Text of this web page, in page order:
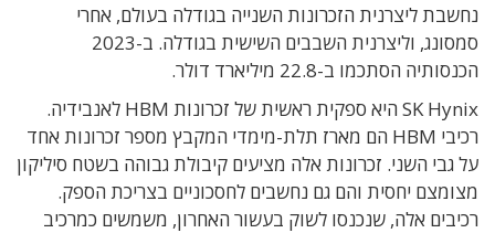
נחשבת ליצרנית הזכרונות השנייה בגודלה בעולם, אחרי
סמסונג, וליצרנית השבבים השישית בגודלה. ב-2023
הכנסותיה הסתכמו ב-22.8 מיליארד דולר.
SK Hynix היא ספקית ראשית של זכרונות HBM לאנבידיה.
רכיבי HBM הם מארז תלת-מימדי המקבץ מספר זכרונות אחד
על גבי השני. זכרונות אלה מציעים קיבולת גבוהה בשטח סיליקון
מצומצם יחסית והם גם נחשבים לחסכוניים בצריכת הספק.
רכיבים אלה, שנכנסו לשוק בעשור האחרון, משמשים כמרכיב